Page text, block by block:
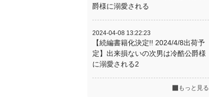
爵様に溺愛される
2024-04-08 13:22:23
【続編書籍化決定!! 2024/4/8出荷予
定】出来損ないの次男は冷酷公爵様
に溺愛される2
もっと見る